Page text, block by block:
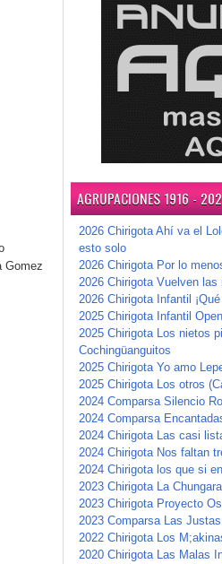
Gomez
AGRUPACIONES 1916 -
2026 Chirigota Ahí va el
esto solo
2026 Chirigota Por lo
2026 Chirigota Vuelven
2026 Chirigota Infantil
2025 Chirigota Infantil
2025 Chirigota Los nietos
Cochingüanguitos
2025 Chirigota Yo amo
2025 Chirigota Los otros
2024 Comparsa Silencio
2024 Comparsa
2024 Chirigota Las casi
2024 Chirigota Nos faltan
2024 Chirigota los que si
2023 Chirigota La Chungara
2023 Chirigota Proyecto
2023 Comparsa Las Justas
2022 Chirigota Los
2020 Chirigota Las Malas